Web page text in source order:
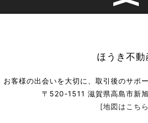
ほうき不動
お客様の出会いを大切に、取引後のサポ
〒520-1511 滋賀県高島市新
[地図はこち